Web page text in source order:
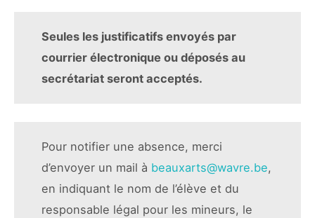
Seules les justificatifs envoyés par
courrier électronique ou déposés au
secrétariat seront acceptés.
Pour notifier une absence, merci
d’envoyer un mail à beauxarts@wavre.be,
en indiquant le nom de l’élève et du
responsable légal pour les mineurs, le